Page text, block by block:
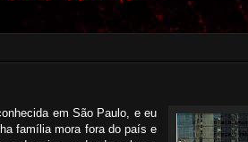
em São Paulo, e eu
família mora fora do país e